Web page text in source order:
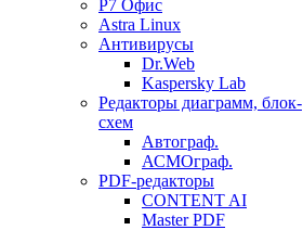
P7 Офис
Astra Linux
Антивирусы
Dr.Web
Kaspersky Lab
Редакторы диаграмм, блок-
схем
Автограф.
АСМОграф.
PDF-редакторы
CONTENT AI
Master PDF